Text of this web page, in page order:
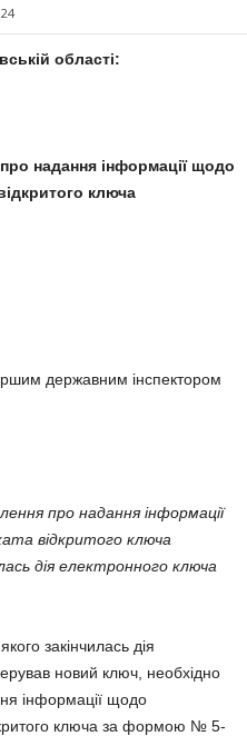
області:
надання інформації щодо
ключа
державним інспектором
про надання інформації
відкритого ключа
дія електронного ключа
закінчилась дія
новий ключ, необхідно
інформації щодо
ключа за формою № 5-